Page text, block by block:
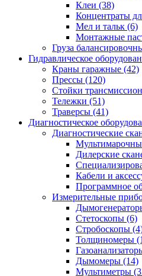
Клеи (38)
Концентраты
Мел и тальк (6)
Монтажные
Груза
Гидравлическое
Краны гаражные (42)
Прессы (120)
Стойки
Тележки (51)
Траверсы (41)
Диагностическое
Диагностические
Дилерские
Кабели и
Программное
Измерительные
Стетоскопы (6)
Стробоскопы
Толщиномеры
Дымомеры (14)
Мультиметры